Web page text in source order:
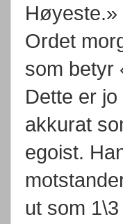
Høyeste.»
Ordet
som betyr
Dette er
akkurat
egoist.
ut som